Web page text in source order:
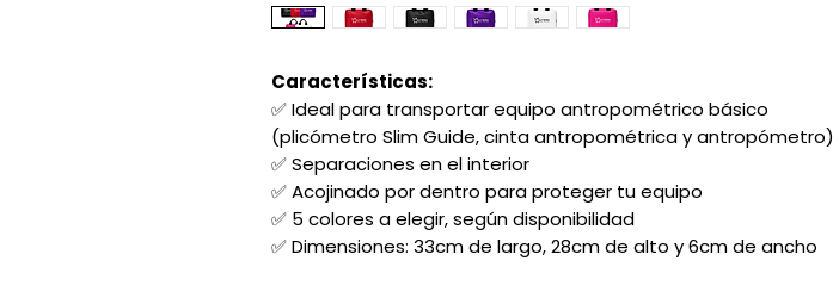
Características:
✅ Ideal para transportar equipo antropométrico básico
(plicómetro Slim Guide, cinta antropométrica y antropómetro)
✅ Separaciones en el interior
✅ Acojinado por dentro para proteger tu equipo
✅ 5 colores a elegir, según disponibilidad
✅ Dimensiones: 33cm de largo, 28cm de alto y 6cm de ancho